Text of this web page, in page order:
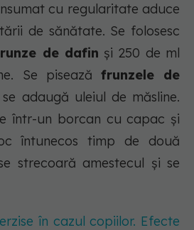
cu regularitate aduce
de sănătate. Se folosesc
de dafin și 250 de ml
Se pisează frunzele de
adaugă uleiul de măsline.
într-un borcan cu capac și
întunecos timp de două
strecoară amestecul și se
în cazul copiilor. Efecte